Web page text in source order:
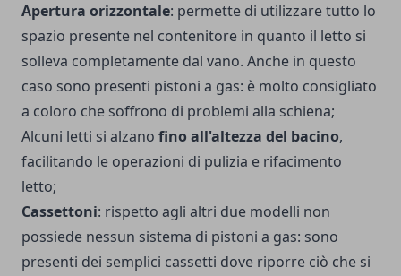
Apertura orizzontale: permette di utilizzare tutto lo
spazio presente nel contenitore in quanto il letto si
solleva completamente dal vano. Anche in questo
caso sono presenti pistoni a gas: è molto consigliato
a coloro che soffrono di problemi alla schiena;
Alcuni letti si alzano fino all'altezza del bacino,
facilitando le operazioni di pulizia e rifacimento
letto;
Cassettoni: rispetto agli altri due modelli non
possiede nessun sistema di pistoni a gas: sono
presenti dei semplici cassetti dove riporre ciò che si